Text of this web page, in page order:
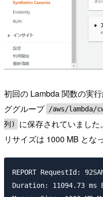
初回の Lambda 関数の実
ググループ
/aws/lambda/
列)
に保存されていまし
リサイズは 1000 MB とな
REPORT RequestId:
Duration: 11094.73